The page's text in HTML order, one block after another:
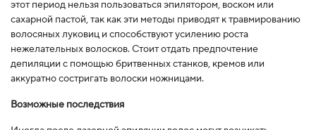
этот период нельзя пользоваться эпилятором, воском или
сахарной пастой, так как эти методы приводят к травмированию
волосяных луковиц и способствуют усилению роста
нежелательных волосков. Стоит отдать предпочтение
депиляции с помощью бритвенных станков, кремов или
аккуратно состригать волоски ножницами.
Возможные последствия